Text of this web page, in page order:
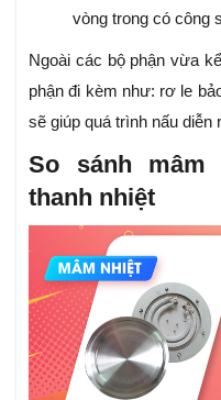
vòng trong có công
Ngoài các bộ phận vừa
phận đi kèm như: rơ le
sẽ giúp quá trình nấu diễn
So sánh
thanh nhiệt